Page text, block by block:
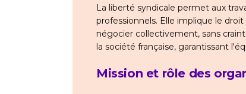
La liberté syndicale permet aux
professionnels. Elle implique le
négocier collectivement, sans
la société française, garantissant
Mission et rôle des